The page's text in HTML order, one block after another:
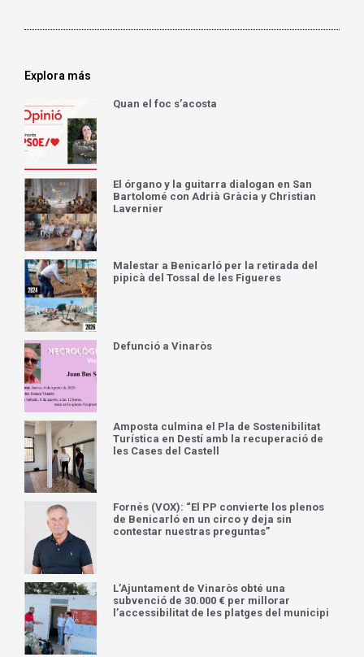
Explora más
Quan el foc s’acosta
El órgano y la guitarra dialogan en San
Bartolomé con Adrià Gràcia y Christian
Lavernier
Malestar a Benicarló per la retirada del
pipicà del Tossal de les Figueres
Defunció a Vinaròs
Amposta culmina el Pla de Sostenibilitat
Turística en Destí amb la recuperació de
les Cases del Castell
Fornés (VOX): “El PP convierte los plenos
de Benicarló en un circo y deja sin
contestar nuestras preguntas”
L’Ajuntament de Vinaròs obté una
subvenció de 30.000 € per millorar
l’accessibilitat de les platges del municipi